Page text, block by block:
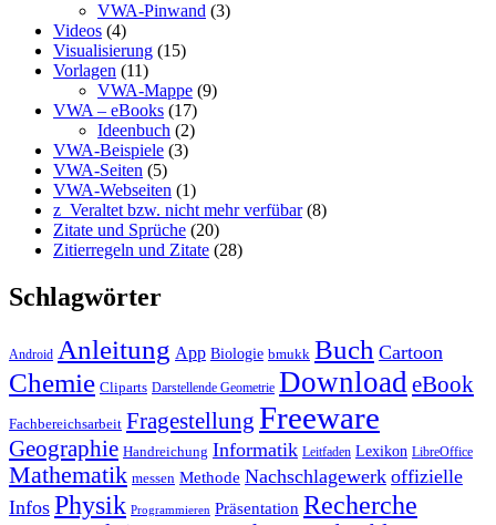
VWA-Pinwand (3)
Videos (4)
Visualisierung (15)
Vorlagen (11)
VWA-Mappe (9)
VWA – eBooks (17)
Ideenbuch (2)
VWA-Beispiele (3)
VWA-Seiten (5)
VWA-Webseiten (1)
z_Veraltet bzw. nicht mehr verfübar(8)
Zitate und Sprüche (20)
Zitierregeln und Zitate (28)
Schlagwörter
Android Anleitung App Biologie bmukk Buch Cartoon
Chemie Cliparts Darstellende Geometrie Download eBook
Fachbereichsarbeit Fragestellung Freeware
Geographie Handreichung Informatik Leitfaden Lexikon LibreOffice
Mathematik messen Methode Nachschlagewerk offizielle
Infos Physik Programmieren Präsentation Recherche